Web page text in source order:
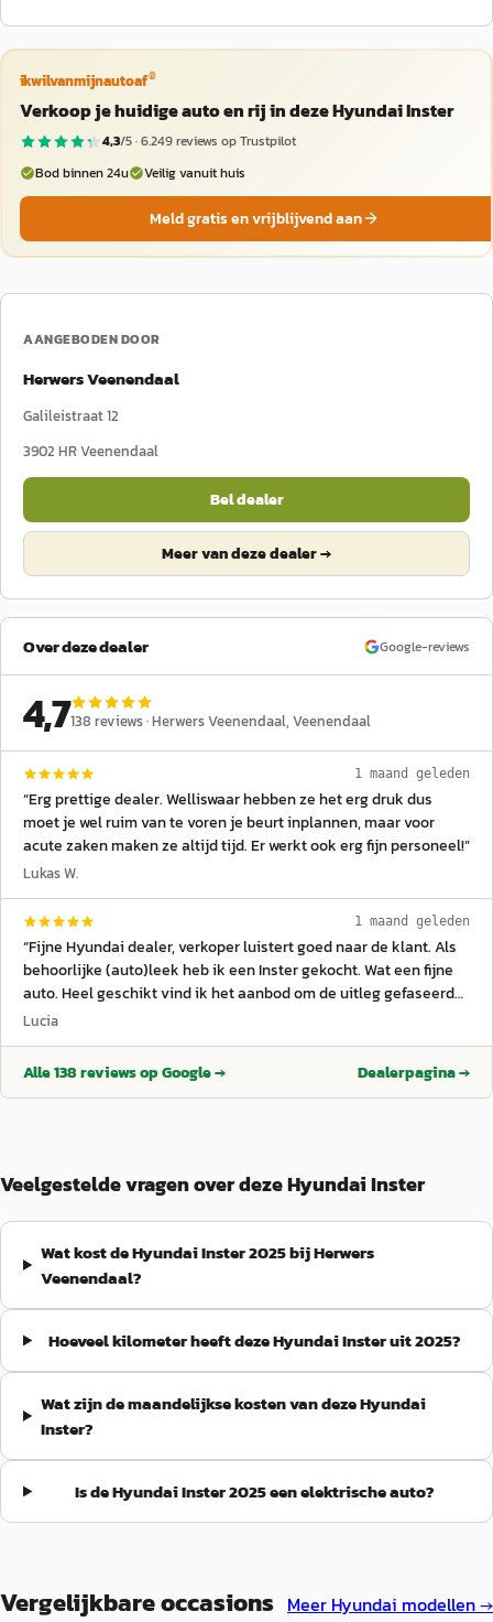
ikwilvanmijnautoaf®
Verkoop je huidige auto en rij in deze Hyundai Inster
4,3/5 ·6.249reviews op Trustpilot
Bod binnen 24u
Veilig vanuit huis
Meld gratis en vrijblijvend aan
AANGEBODEN DOOR
Herwers Veenendaal
Galileistraat 12
3902 HRVeenendaal
Bel dealer
Meer van deze dealer →
Over deze dealer Google-reviews
4,7138 reviews ·Herwers Veenendaal, Veenendaal
1 maand geleden
“Erg prettige dealer. Welliswaar hebben ze het erg druk dus
moet je wel ruim van te voren je beurt inplannen, maar voor
acute zaken maken ze altijd tijd. Er werkt ook erg fijn personeel!”
Lukas W.
1 maand geleden
“Fijne Hyundai dealer, verkoper luistert goed naar de klant. Als
behoorlijke (auto)leek heb ik een Inster gekocht. Wat een fijne
auto. Heel geschikt vind ik het aanbod om de uitleg gefaseerd
te krijgen. Er kan zo veel, te veel om in een keer op te nemen. Ik
Lucia
Alle138reviews op Google → Dealerpagina →
Veelgestelde vragen over deze Hyundai Inster
Wat kost de Hyundai Inster 2025 bij Herwers
Veenendaal?
Hoeveel kilometer heeft deze Hyundai Inster uit 2025?
Wat zijn de maandelijkse kosten van deze Hyundai
Inster?
Is de Hyundai Inster 2025 een elektrische auto?
Vergelijkbare occasions Meer Hyundai modellen →